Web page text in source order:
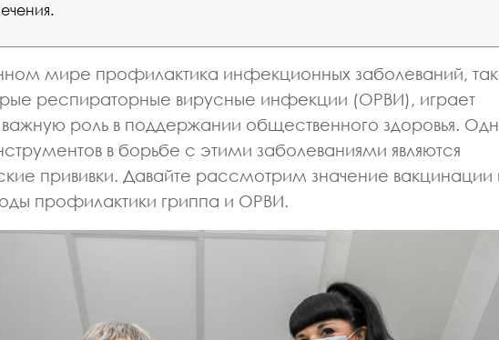
мире профилактика инфекционных заболеваний,
респираторные вирусные инфекции (ОРВИ), играет
важную роль в поддержании общественного здоровья.
в борьбе с этими заболеваниями являются
прививки. Давайте рассмотрим значение вакцинации
профилактики гриппа и ОРВИ.